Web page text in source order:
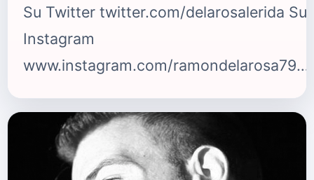
Su Twitter twitter.com/delarosalerida Su
Instagram
www.instagram.com/ramondelarosa79